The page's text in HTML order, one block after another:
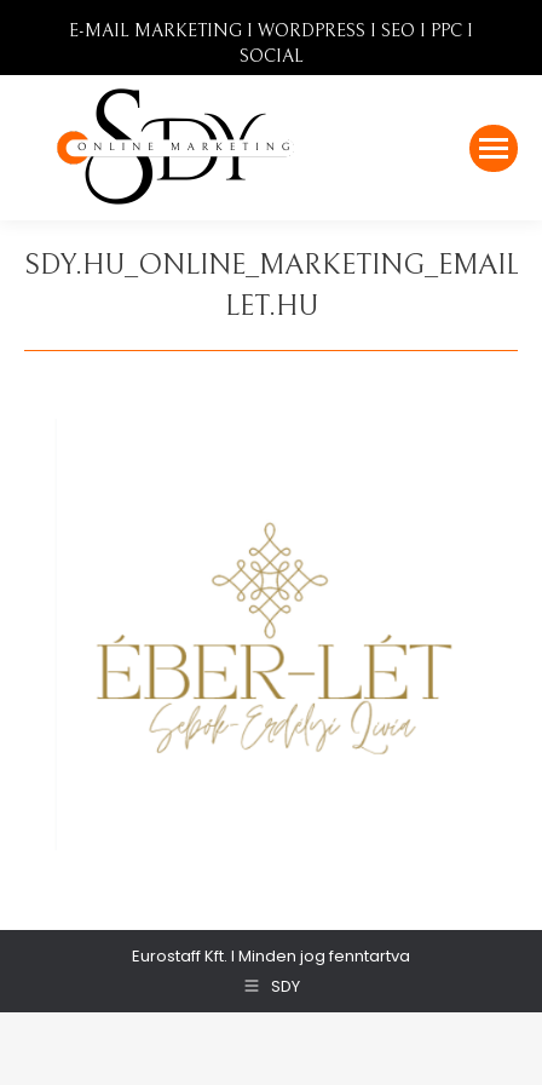
E-MAIL MARKETING I WORDPRESS I SEO I PPC I
SOCIAL
LET.HU
Eurostaff Kft. I Minden jog fenntartva
SDY